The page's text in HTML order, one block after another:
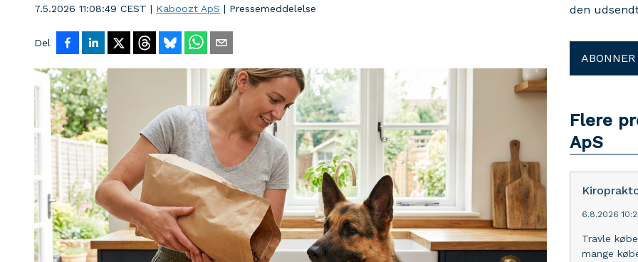
7.5.2026 11:08:49 CEST | Kaboozt ApS | Pressemeddelelse
Del
den
ABONNER
Flere
ApS
6.8.2026
Travle
mange